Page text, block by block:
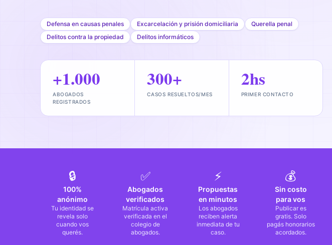
Defensa en causas penales Excarcelación y prisión domiciliaria
Querella penal
Delitos contra la propiedad
Delitos informáticos
+1.000
ABOGADOS
REGISTRADOS
300+
CASOS RESUELTOS/MES
2hs
PRIMER CONTACTO
🔒
100%
anónimo
Tu identidad se
revela solo
cuando vos
querés.
✅
Abogados
verificados
Matrícula activa
verificada en el
colegio de
abogados.
⚡
Propuestas
en minutos
Los abogados
reciben alerta
inmediata de tu
caso.
💰
Sin costo
para vos
Publicar es
gratis. Solo
pagás honorarios
acordados.